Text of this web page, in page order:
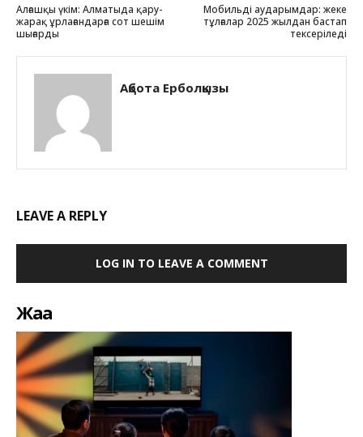
Алғашқы үкім: Алматыда қару-
жарақ ұрлағандарға сот шешім
шығарды
Мобильді аударымдар: жеке
тұлғалар 2025 жылдан бастап
тексеріледі
Ақбота Ерболқызы
LEAVE A REPLY
LOG IN TO LEAVE A COMMENT
Жаңа